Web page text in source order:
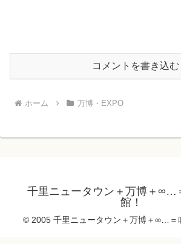
コメントを書き込む
ホーム 万博・EXPO
千里ニュータウン＋万博＋∞…
館！
© 2005 千里ニュータウン＋万博＋∞…＝